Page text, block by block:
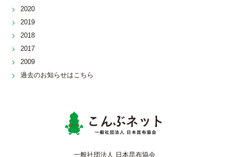
2020
2019
2018
2017
2009
過去のお知らせはこちら
一般社団法人 日本昆布協会